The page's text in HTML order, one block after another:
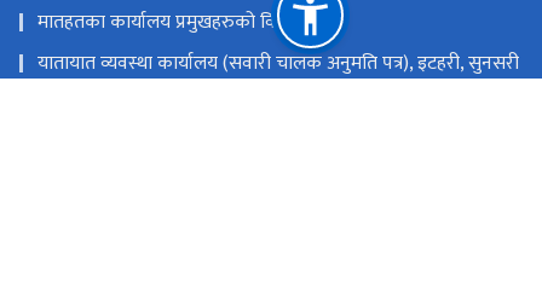
मातहतका कार्यालय प्रमुखहरुको विवरण
यातायात व्यवस्था कार्यालय (सवारी चालक अनुमति पत्र), इटहरी, सुनसरी